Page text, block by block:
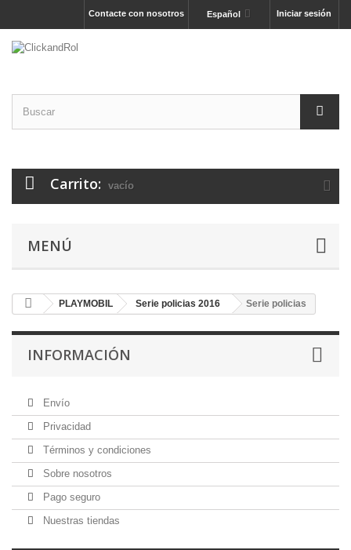
Iniciar sesión
Español
Contacte con nosotros
Carrito: vacío
MENÚ
PLAYMOBIL Serie policias 2016 Serie policias
INFORMACIÓN
Envío
Privacidad
Términos y condiciones
Sobre nosotros
Pago seguro
Nuestras tiendas